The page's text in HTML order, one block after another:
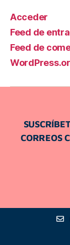
Acceder
Feed de
Feed de
CORREOS